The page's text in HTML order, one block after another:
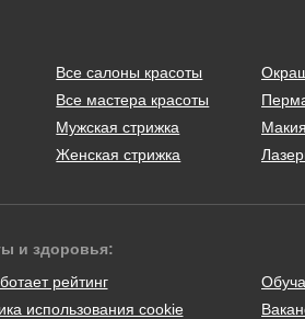
Все салоны красоты
Все мастера красоты
Мужская стрижка
Женская стрижка
и здоровья:
рейтинг
использования cookie